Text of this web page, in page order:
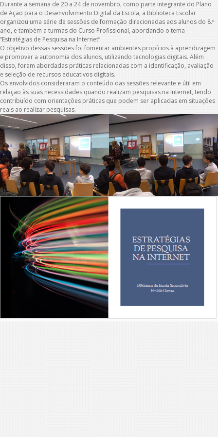
Durante a semana de 20 a 24 de novembro, como parte integrante do Plano
de Ação para o Desenvolvimento Digital da Escola, a Biblioteca Escolar
organizou uma série de sessões de formação direcionadas aos alunos do 8.º
ano, e também a turmas do Curso Profissional, abordando o tema
“Estratégias de Pesquisa na Internet”.
O objetivo dessas sessões foi fomentar ambientes propícios à aprendizagem
e promover a autonomia dos alunos, utilizando tecnologias digitais. Além
disso, foram abordadas práticas relacionadas com a identificação, avaliação
e seleção de recursos educativos digitais.
Os envolvidos consideraram o conteúdo das sessões relevante e útil em
relação às suas necessidades quando realizam pesquisas na Internet, tendo
contribuído com orientações práticas que podem ser aplicadas em situações
reais ao realizar pesquisas.